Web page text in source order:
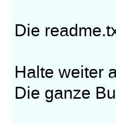
Die
Halte weiter
Die ganze